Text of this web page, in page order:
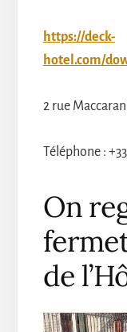
https://deck-
hotel.com/
2 rue
Téléphone :
On
de